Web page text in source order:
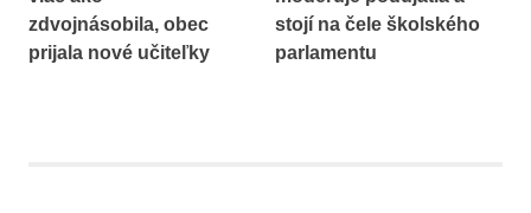
zdvojnásobila, obec
prijala nové učiteľky
stojí na čele školského
parlamentu